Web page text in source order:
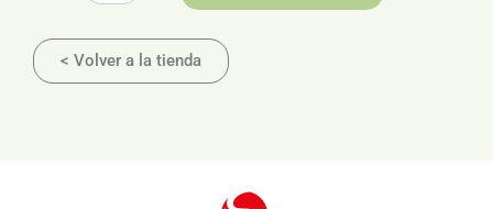
< Volver a la tienda